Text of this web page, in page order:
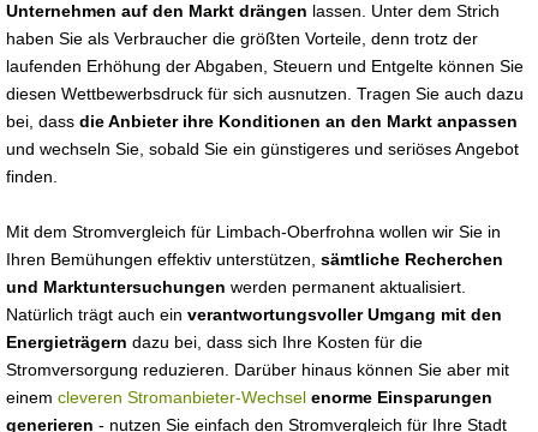
Unternehmen auf den Markt drängen lassen. Unter dem Strich
haben Sie als Verbraucher die größten Vorteile, denn trotz der
laufenden Erhöhung der Abgaben, Steuern und Entgelte können Sie
diesen Wettbewerbsdruck für sich ausnutzen. Tragen Sie auch dazu
bei, dass die Anbieter ihre Konditionen an den Markt anpassen
und wechseln Sie, sobald Sie ein günstigeres und seriöses Angebot
finden.
Mit dem Stromvergleich für Limbach-Oberfrohna wollen wir Sie in
Ihren Bemühungen effektiv unterstützen, sämtliche Recherchen
und Marktuntersuchungen werden permanent aktualisiert.
Natürlich trägt auch ein verantwortungsvoller Umgang mit den
Energieträgern dazu bei, dass sich Ihre Kosten für die
Stromversorgung reduzieren. Darüber hinaus können Sie aber mit
einem cleveren Stromanbieter-Wechsel enorme Einsparungen
generieren - nutzen Sie einfach den Stromvergleich für Ihre Stadt